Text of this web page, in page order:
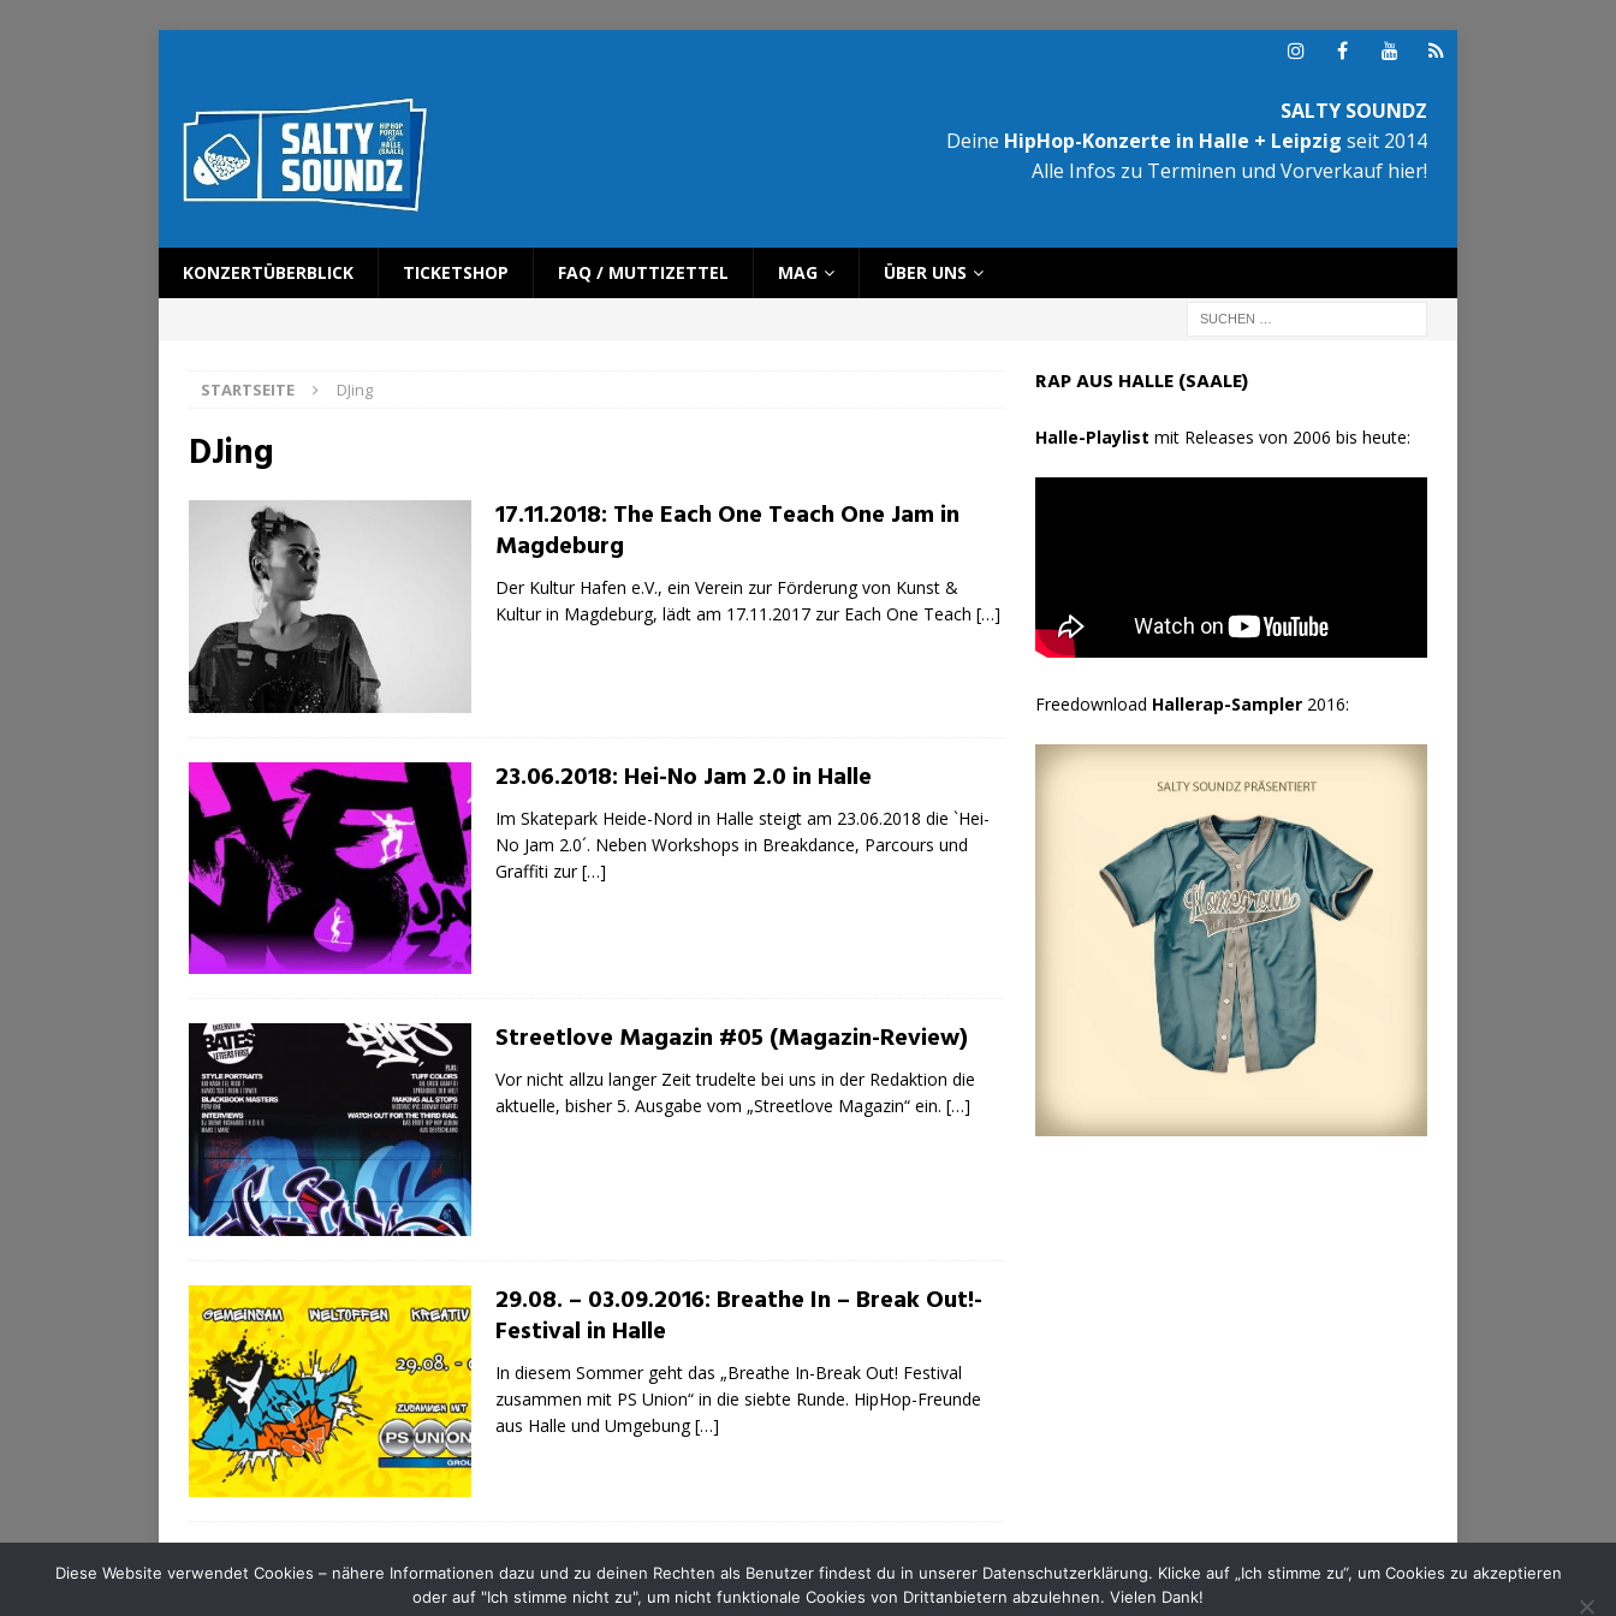
SALTY SOUNDZ
Deine HipHop-Konzerte in Halle + Leipzig seit 2014
Alle Infos zu Terminen und Vorverkauf hier!
KONZERTÜBERBLICK TICKETSHOP FAQ / MUTTIZETTEL MAG ÜBER UNS
STARTSEITE DJing
DJing
17.11.2018: The Each One Teach One Jam in
Magdeburg
Der Kultur Hafen e.V., ein Verein zur Förderung von Kunst &
Kultur in Magdeburg, lädt am 17.11.2017 zur Each One Teach […]
23.06.2018: Hei-No Jam 2.0 in Halle
Im Skatepark Heide-Nord in Halle steigt am 23.06.2018 die `Hei-
No Jam 2.0´. Neben Workshops in Breakdance, Parcours und
Graffiti zur[…]
Streetlove Magazin #05 (Magazin-Review)
Vor nicht allzu langer Zeit trudelte bei uns in der Redaktion die
aktuelle, bisher 5. Ausgabe vom „Streetlove Magazin“ ein. […]
29.08. – 03.09.2016: Breathe In – Break Out!-
Festival in Halle
In diesem Sommer geht das „Breathe In-Break Out! Festival
zusammen mit PS Union“ in die siebte Runde. HipHop-Freunde
aus Halle und Umgebung[…]
RAP AUS HALLE (SAALE)
Halle-Playlist mit Releases von 2006 bis heute:
Freedownload Hallerap-Sampler2016:
INSTAGRAM FACEBOOK YOUTUBE MIXCLOUD
Diese Website verwendet Cookies – nähere Informationen dazu und zu deinen Rechten als Benutzer findest du in unserer Datenschutzerklärung. Klicke auf „Ich stimme zu“, um Cookies zu akzeptieren
oder auf "Ich stimme nicht zu", um nicht funktionale Cookies von Drittanbietern abzulehnen. Vielen Dank!